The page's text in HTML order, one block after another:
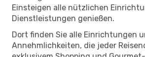
Einsteigen alle nützlichen
Dienstleistungen genießen.
Dort finden Sie alle Einrichtungen
Annehmlichkeiten, die jeder